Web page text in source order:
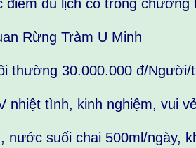
điểm du lịch có trong chương
Rừng Tràm U Minh
thường 30.000.000 đ/
nhiệt tình, kinh nghiệm, vui
nước suối chai 500ml/ngày,